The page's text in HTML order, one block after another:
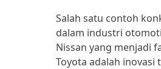
Salah satu contoh
dalam industri
Nissan yang menjadi
Toyota adalah